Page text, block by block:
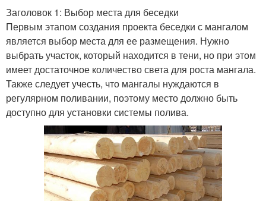
Заголовок 1: Выбор места для беседки
Первым этапом создания проекта беседки с мангалом
является выбор места для ее размещения. Нужно
выбрать участок, который находится в тени, но при этом
имеет достаточное количество света для роста мангала.
Также следует учесть, что мангалы нуждаются в
регулярном поливании, поэтому место должно быть
доступно для установки системы полива.